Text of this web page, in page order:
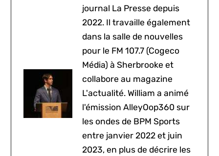
journal La Presse depuis
2022. Il travaille également
dans la salle de nouvelles
pour le FM 107.7 (Cogeco
Média) à Sherbrooke et
collabore au magazine
L'actualité. William a animé
l'émission AlleyOop360 sur
les ondes de BPM Sports
entre janvier 2022 et juin
2023, en plus de décrire les